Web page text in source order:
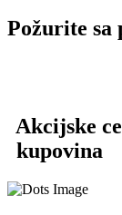
Požurite sa
Akcijske
kupovina